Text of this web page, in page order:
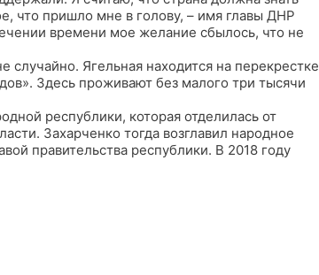
что пришло мне в голову, – имя главы ДНР
времени мое желание сбылось, что не
случайно. Ягельная находится на перекрестке
Здесь проживают без малого три тысячи
республики, которая отделилась от
Захарченко тогда возглавил народное
правительства республики. В 2018 году